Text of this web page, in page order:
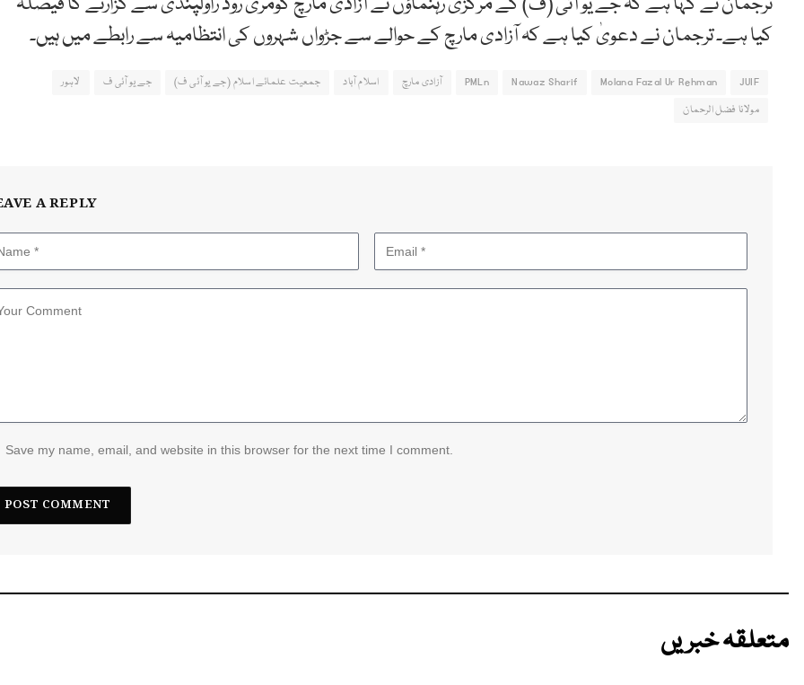
کیا ہے۔ ترجمان نے دعویٰ کیا ہے کہ آزادی مارچ کے حوالے سے جڑواں شہروں کی انتظامیہ سے رابطے میں ہیں۔
JUIF
Molana Fazal Ur Rehman
Nawaz Sharif
PMLn آزادی مارچ اسلام آباد جمعیت علمائے اسلام (جے یو آئی ف) جے یو آئی ف
لاہور
مولانا فضل الرحمان
A REPLY
Save my name, email, and website in this browser for the next time I comment.
متعلقہ خبریں